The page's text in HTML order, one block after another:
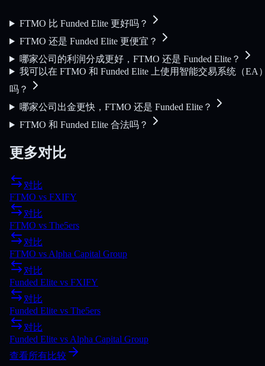
FTMO 比 Funded Elite 更好吗？
FTMO 还是 Funded Elite 更便宜？
哪家公司的利润分成更好，FTMO 还是 Funded Elite？
我可以在 FTMO 和 Funded Elite 上使用智能交易系统（EA
吗？
哪家公司出金更快，FTMO 还是 Funded Elite？
FTMO 和 Funded Elite 合法吗？
更多对比
对比
FTMO vs FXIFY
对比
FTMO vs The5ers
对比
FTMO vs Alpha Capital Group
对比
Funded Elite vs FXIFY
对比
Funded Elite vs The5ers
对比
Funded Elite vs Alpha Capital Group
查看所有比较